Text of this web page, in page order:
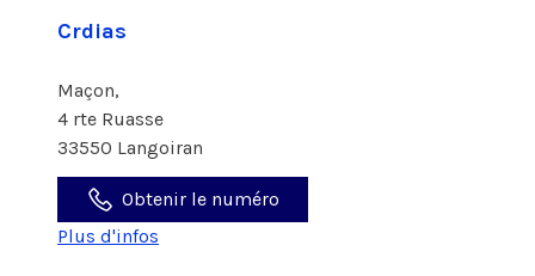
Crdias
Maçon,
4 rte Ruasse
33550 Langoiran
Obtenir le numéro
Plus d'infos